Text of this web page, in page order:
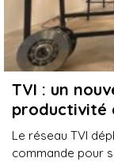
TVI : un
productivité
Le réseau TVI
commande pour